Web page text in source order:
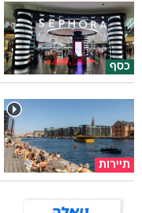
כסף
תיירות